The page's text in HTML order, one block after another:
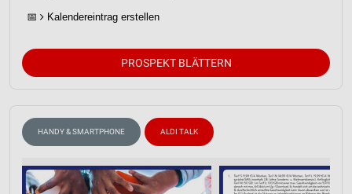
📅 Kalendereintrag erstellen
PROSPEKT BLÄTTERN
HANDY & SMARTPHONE ALDI TALK